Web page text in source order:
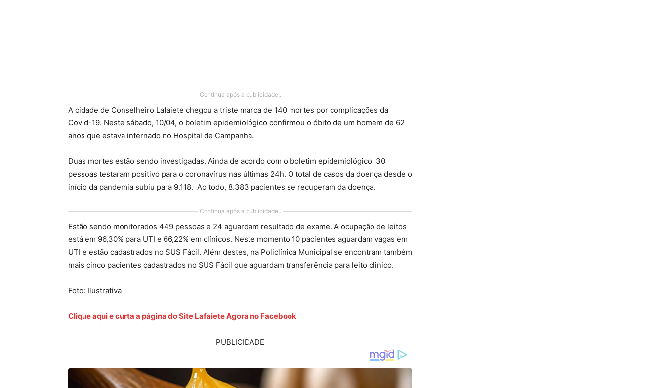
Continua após a publicidade..
A cidade de Conselheiro Lafaiete chegou a triste marca de 140 mortes por complicações da
Covid-19. Neste sábado, 10/04, o boletim epidemiológico confirmou o óbito de um homem de 62
anos que estava internado no Hospital de Campanha.
Duas mortes estão sendo investigadas. Ainda de acordo com o boletim epidemiológico, 30
pessoas testaram positivo para o coronavírus nas últimas 24h. O total de casos da doença desde o
início da pandemia subiu para 9.118. Ao todo, 8.383 pacientes se recuperam da doença.
Continua após a publicidade..
Estão sendo monitorados 449 pessoas e 24 aguardam resultado de exame. A ocupação de leitos
está em 96,30% para UTI e 66,22% em clínicos. Neste momento 10 pacientes aguardam vagas em
UTI e estão cadastrados no SUS Fácil. Além destes, na Policlínica Municipal se encontram também
mais cinco pacientes cadastrados no SUS Fácil que aguardam transferência para leito clinico.
Foto: Ilustrativa
Clique aqui e curta a página do Site Lafaiete Agora no Facebook
PUBLICIDADE